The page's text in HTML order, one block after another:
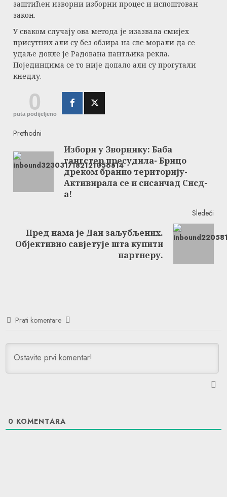
заштићен изворни изборни процес и испоштован
закон.
У сваком случају ова метода је изазвала смијех
присутних али су без обзира на све морали да се
удаље докле је Радована пантљика рекла.
Појединцима се то није допало али су прогутали
кнедлу.
0
puta podijeljeno
Continue
Reading
Prethodni
Избори у Зворнику: Баба
гангстер пресудила- Брицо
дреком бранио територију-
Активирала се и сисанчад Снсд-
а!
Sledeći
Next
post:
Пред нама је Дан заљубљених.
Објективно савјетује шта купити
партнеру.
Prati komentare
0 KOMENTARA